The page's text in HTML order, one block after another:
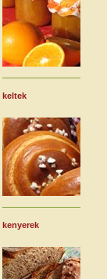
keltek
kenyerek